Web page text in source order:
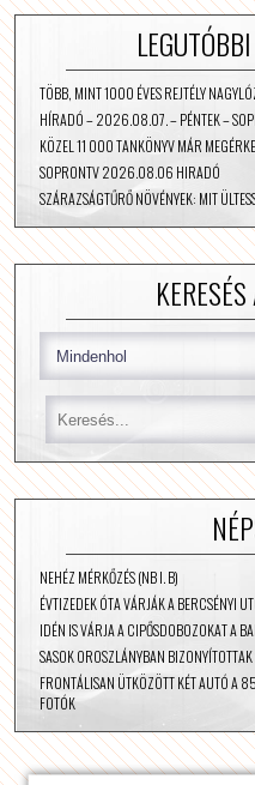
TÖBB, MINT 1000 ÉVES REJTÉLY
HÍRADÓ – 2026.08.07. – PÉNTEK –
KÖZEL 11 000 TANKÖNYV MÁR
SOPRONTV 2026.08.06 HIRADÓ
SZÁRAZSÁGTŰRŐ NÖVÉNYEK: MIT
NEHÉZ MÉRKŐZÉS (NB I. B)
ÉVTIZEDEK ÓTA VÁRJÁK A BERCSÉNYI
IDÉN IS VÁRJA A CIPŐSDOBOZOKAT A
SASOK OROSZLÁNYBAN BIZONYÍTOTTAK
FRONTÁLISAN ÜTKÖZÖTT KÉT AUTÓ A
FOTÓK